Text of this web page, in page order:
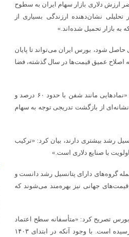
ارزش دلاری بازار سهام ایران به سطوح
نشان‌دهنده ارزندگی بسیاری از
به بازار تحمیل شده‌اند.»
حاصل شود، بورس ایران می‌تواند تا پایان
چراکه اصلاح عمیق قیمت‌ها در سال گذشته، فضا
او با اشاره به عملکرد برخی نماد‌ها در هفته‌های گذشته خاطرنشان کرد: «نماد‌هایی مانند شفن با حدود ۶۰ درصد و
که نشانه‌ای از بازگشت تدریجی توجه به سهام
رشد بیشتری دارند، بیان کرد: «ترکیب
با صنایع دلاری است.»
گروه‌های دارای پتانسیل رشد دانست و
قیمت‌های جهانی نیز بهره‌مند می‌شوند که
بورس تصریح کرد: «متأسفانه سطح اعتماد
عمومی به بازار سرمایه به پایین‌ترین سطح خود از سال ۱۳۹۹ تاکنون رسیده است. با وجود آنکه در ابتدای ۱۴۰۳